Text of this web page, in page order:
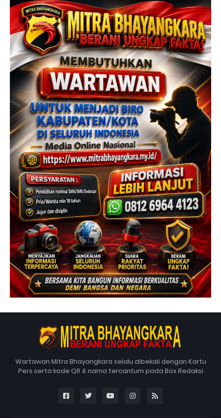
Wartawan Mitra Bhayangkara selalu dibekali dengan Kartu
Pers serta kode QR & nama tercantum pada Box Redaksi